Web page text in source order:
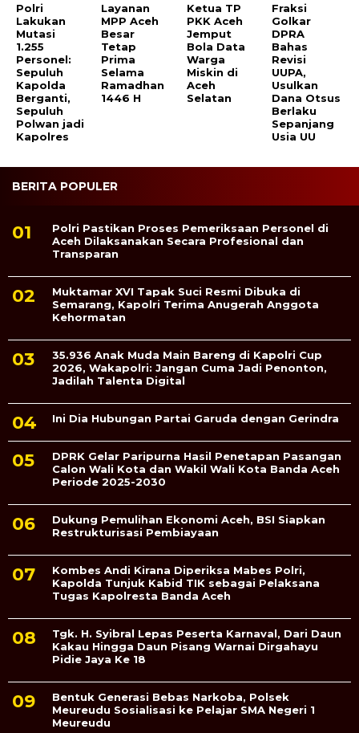
Polri
Lakukan
Mutasi
1.255
Personel:
Sepuluh
Kapolda
Berganti,
Sepuluh
Polwan jadi
Kapolres
Layanan
MPP Aceh
Besar
Tetap
Prima
Selama
Ramadhan
1446 H
Ketua TP
PKK Aceh
Jemput
Bola Data
Warga
Miskin di
Aceh
Selatan
Fraksi
Golkar
DPRA
Bahas
Revisi
UUPA,
Usulkan
Dana Otsus
Berlaku
Sepanjang
Usia UU
BERITA POPULER
Polri Pastikan Proses Pemeriksaan Personel di
Aceh Dilaksanakan Secara Profesional dan
Transparan
Muktamar XVI Tapak Suci Resmi Dibuka di
Semarang, Kapolri Terima Anugerah Anggota
Kehormatan
35.936 Anak Muda Main Bareng di Kapolri Cup
2026, Wakapolri: Jangan Cuma Jadi Penonton,
Jadilah Talenta Digital
Ini Dia Hubungan Partai Garuda dengan Gerindra
DPRK Gelar Paripurna Hasil Penetapan Pasangan
Calon Wali Kota dan Wakil Wali Kota Banda Aceh
Periode 2025-2030
Dukung Pemulihan Ekonomi Aceh, BSI Siapkan
Restrukturisasi Pembiayaan
Kombes Andi Kirana Diperiksa Mabes Polri,
Kapolda Tunjuk Kabid TIK sebagai Pelaksana
Tugas Kapolresta Banda Aceh
Tgk. H. Syibral Lepas Peserta Karnaval, Dari Daun
Kakau Hingga Daun Pisang Warnai Dirgahayu
Pidie Jaya Ke 18
Bentuk Generasi Bebas Narkoba, Polsek
Meureudu Sosialisasi ke Pelajar SMA Negeri 1
Meureudu